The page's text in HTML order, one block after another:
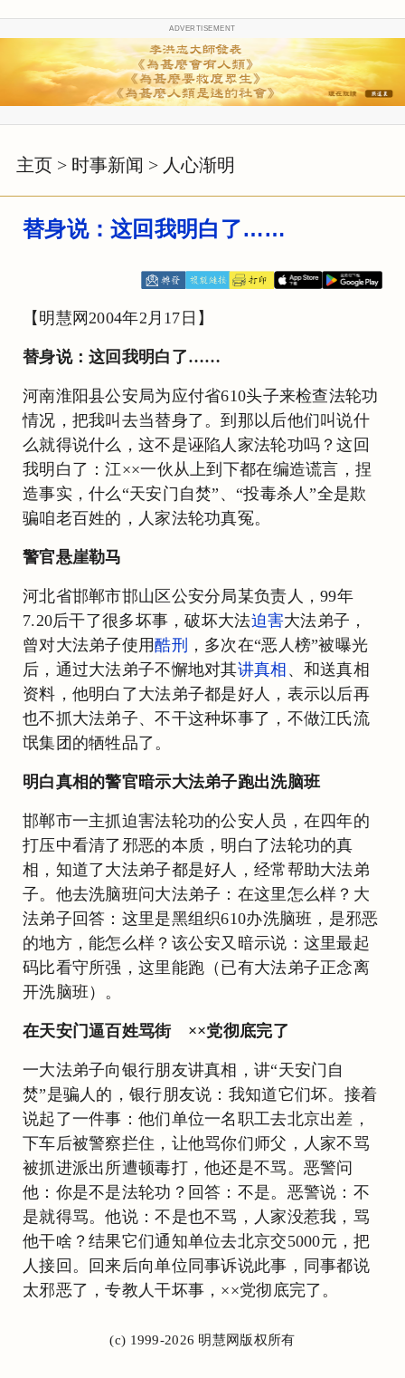
ADVERTISEMENT
主页 > 时事新闻 > 人心渐明
替身说：这回我明白了……
【明慧网2004年2月17日】
替身说：这回我明白了……
河南淮阳县公安局为应付省610头子来检查法轮功
情况，把我叫去当替身了。到那以后他们叫说什
么就得说什么，这不是诬陷人家法轮功吗？这回
我明白了：江××一伙从上到下都在编造谎言，捏
造事实，什么“天安门自焚”、“投毒杀人”全是欺
骗咱老百姓的，人家法轮功真冤。
警官悬崖勒马
河北省邯郸市邯山区公安分局某负责人，99年
7.20后干了很多坏事，破坏大法迫害大法弟子，
曾对大法弟子使用酷刑 ，多次在“恶人榜”被曝光
后，通过大法弟子不懈地对其讲真相 、和送真相
资料，他明白了大法弟子都是好人，表示以后再
也不抓大法弟子、不干这种坏事了，不做江氏流
氓集团的牺牲品了。
明白真相的警官暗示大法弟子跑出洗脑班
邯郸市一主抓迫害法轮功的公安人员，在四年的
打压中看清了邪恶的本质，明白了法轮功的真
相，知道了大法弟子都是好人，经常帮助大法弟
子。他去洗脑班问大法弟子：在这里怎么样？大
法弟子回答：这里是黑组织610办洗脑班，是邪恶
的地方，能怎么样？该公安又暗示说：这里最起
码比看守所强，这里能跑（已有大法弟子正念离
开洗脑班）。
在天安门逼百姓骂街 ××党彻底完了
一大法弟子向银行朋友讲真相，讲“天安门自
焚”是骗人的，银行朋友说：我知道它们坏。接着
说起了一件事：他们单位一名职工去北京出差，
下车后被警察拦住，让他骂你们师父，人家不骂
被抓进派出所遭顿毒打，他还是不骂。恶警问
他：你是不是法轮功？回答：不是。恶警说：不
是就得骂。他说：不是也不骂，人家没惹我，骂
他干啥？结果它们通知单位去北京交5000元，把
人接回。回来后向单位同事诉说此事，同事都说
太邪恶了，专教人干坏事，××党彻底完了。
(c) 1999-2026 明慧网版权所有